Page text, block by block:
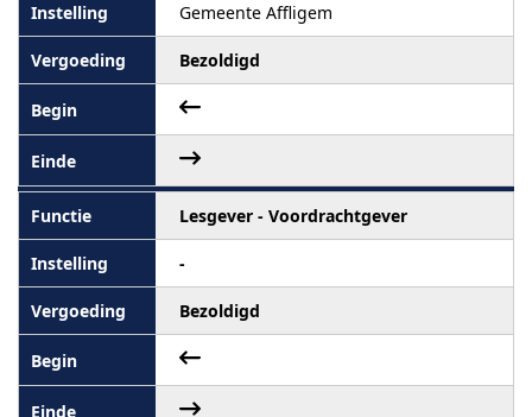
Gemeente Affligem
Bezoldigd
Lesgever - Voordrachtgever
-
Bezoldigd